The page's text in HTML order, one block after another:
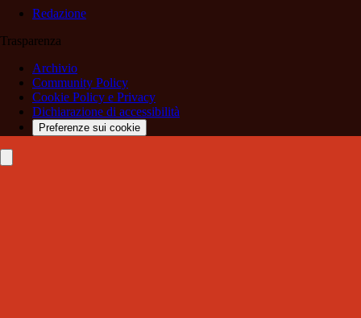
Redazione
Trasparenza
Archivio
Community Policy
Cookie Policy e Privacy
Dichiarazione di accessibilità
Preferenze sui cookie